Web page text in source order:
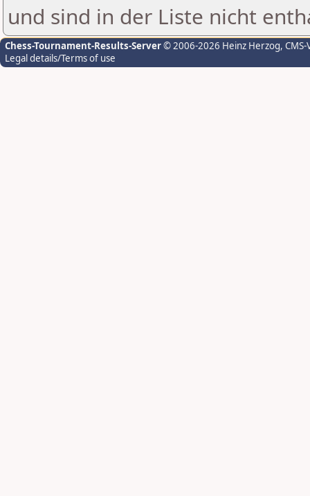
und sind in der Liste nicht
Chess-Tournament-Results-Server© 2006-2026 Heinz Herzog,
Legal details/Terms of use